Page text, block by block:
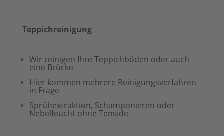
Teppichreinigung
Wir reinigen Ihre Teppichböden oder auch
eine Brücke
Hier kommen mehrere Reinigungsverfahren
in Frage
Sprühextraktion, Schamponieren oder
Nebelfeucht ohne Tenside